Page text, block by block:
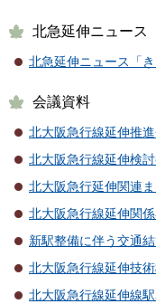
北急延伸ニュース
北急延伸ニュース「き
会議資料
北大阪急行線延伸推
北大阪急行線延伸検
北大阪急行延伸関連
北大阪急行線延伸関
新駅整備に伴う交通
北大阪急行線延伸技
北大阪急行線延伸線